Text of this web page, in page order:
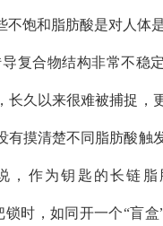
饱和脂肪酸是对人体是
复合物结构非常不稳
长久以来很难被捕捉，
有摸清楚不同脂肪酸触
，作为钥匙的长链脂
锁时，如同开一个“盲盒